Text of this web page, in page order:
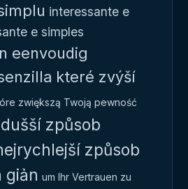
interessante e
e simples
eenvoudig
které zvýší
zwiększą Twoją pewność
způsob
způsob
giản um Ihr Vertrauen zu